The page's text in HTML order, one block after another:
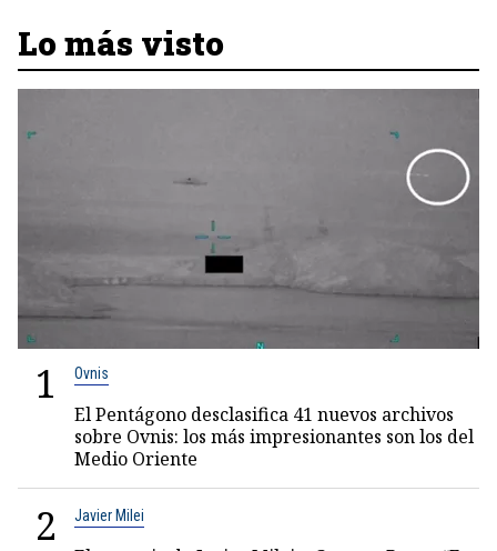
Lo más visto
1 Ovnis
El Pentágono desclasifica 41 nuevos archivos
sobre Ovnis: los más impresionantes son los del
Medio Oriente
2 Javier Milei